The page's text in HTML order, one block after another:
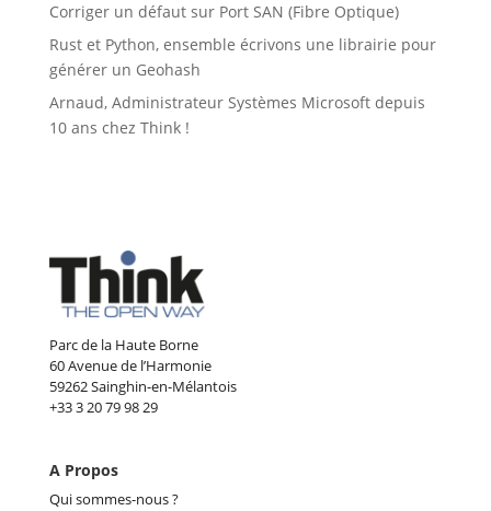
Corriger un défaut sur Port SAN (Fibre Optique)
Rust et Python, ensemble écrivons une librairie pour
générer un Geohash
Arnaud, Administrateur Systèmes Microsoft depuis
10 ans chez Think !
Parc de la Haute Borne
60 Avenue de l’Harmonie
59262 Sainghin-en-Mélantois
+33 3 20 79 98 29
A Propos
Qui sommes-nous ?